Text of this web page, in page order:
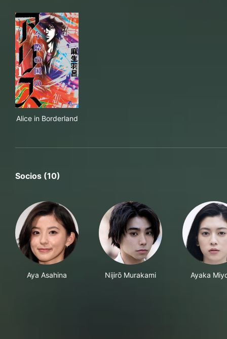
Alice in Borderland
Socios (10)
Aya Asahina Nijirō Murakami Ayaka